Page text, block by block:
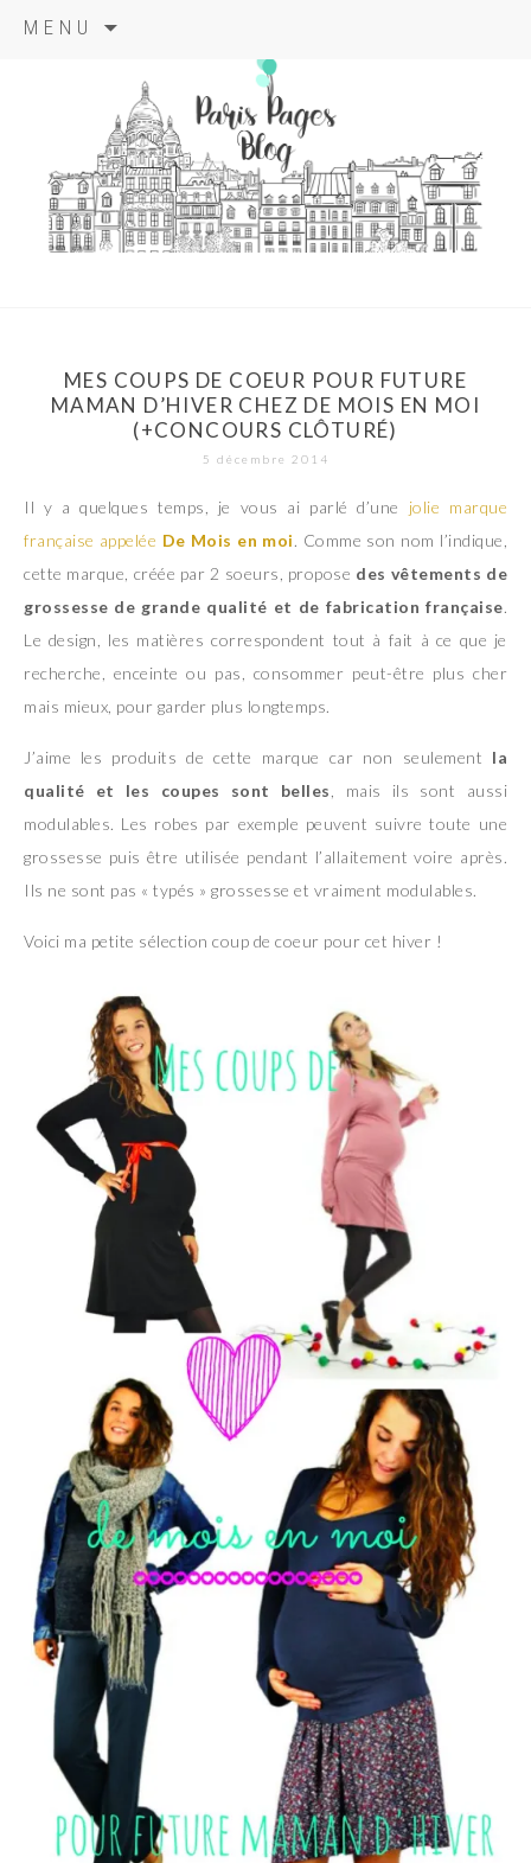
MENU
principal
paris pages
blog
MES COUPS DE COEUR POUR FUTURE
MAMAN D’HIVER CHEZ DE MOIS EN MOI
(+CONCOURS CLÔTURÉ)
5 décembre 2014
Il y a quelques temps, je vous ai parlé d’une jolie marque
française appelée De Mois en moi. Comme son nom l’indique,
cette marque, créée par 2 soeurs, propose des vêtements de
grossesse de grande qualité et de fabrication française.
Le design, les matières correspondent tout à fait à ce que je
recherche, enceinte ou pas, consommer peut-être plus cher
mais mieux, pour garder plus longtemps.
J’aime les produits de cette marque car non seulement la
qualité et les coupes sont belles
, mais ils sont aussi
modulables. Les robes par exemple peuvent suivre toute une
grossesse puis être utilisée pendant l’allaitement voire après.
Ils ne sont pas « typés » grossesse et vraiment modulables.
Voici ma petite sélection coup de coeur pour cet hiver !